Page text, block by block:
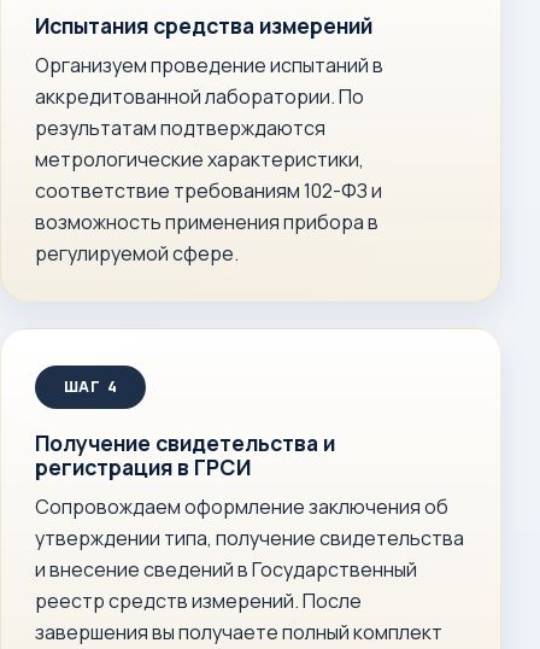
Испытания средства измерений
Организуем проведение испытаний в
аккредитованной лаборатории. По
результатам подтверждаются
метрологические характеристики,
соответствие требованиям 102-ФЗ и
возможность применения прибора в
регулируемой сфере.
Получение свидетельства и
регистрация в ГРСИ
Сопровождаем оформление заключения об
утверждении типа, получение свидетельства
и внесение сведений в Государственный
реестр средств измерений. После
завершения вы получаете полный комплект